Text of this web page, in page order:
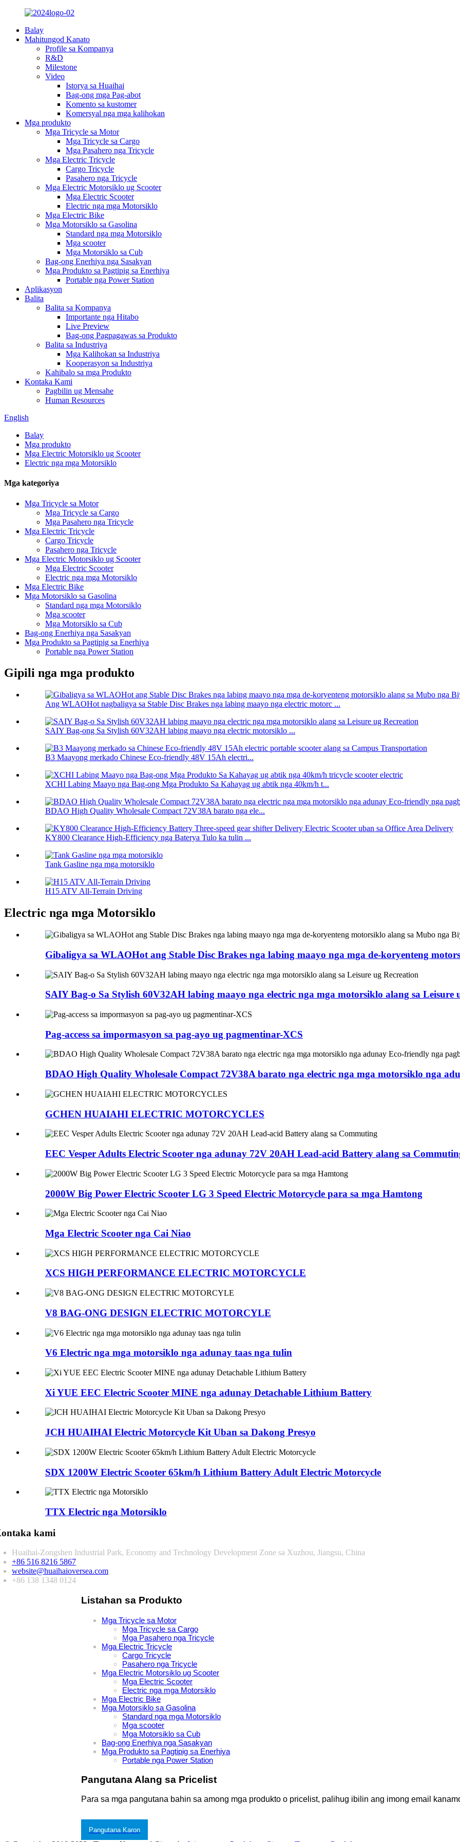
Balay
Mahitungod Kanato
Profile sa Kompanya
R&D
Milestone
Video
Istorya sa Huaihai
Bag-ong mga Pag-abot
Komento sa kustomer
Komersyal nga mga kalihokan
Mga produkto
Mga Tricycle sa Motor
Mga Tricycle sa Cargo
Mga Pasahero nga Tricycle
Mga Electric Tricycle
Cargo Tricycle
Pasahero nga Tricycle
Mga Electric Motorsiklo ug Scooter
Mga Electric Scooter
Electric nga mga Motorsiklo
Mga Electric Bike
Mga Motorsiklo sa Gasolina
Standard nga mga Motorsiklo
Mga scooter
Mga Motorsiklo sa Cub
Bag-ong Enerhiya nga Sasakyan
Mga Produkto sa Pagtipig sa Enerhiya
Portable nga Power Station
Aplikasyon
Balita
Balita sa Kompanya
Importante nga Hitabo
Live Preview
Bag-ong Pagpagawas sa Produkto
Balita sa Industriya
Mga Kalihokan sa Industriya
Kooperasyon sa Industriya
Kahibalo sa mga Produkto
Kontaka Kami
Pagbilin ug Mensahe
Human Resources
English
Balay
Mga produkto
Mga Electric Motorsiklo ug Scooter
Electric nga mga Motorsiklo
Mga kategoriya
Mga Tricycle sa Motor
Mga Tricycle sa Cargo
Mga Pasahero nga Tricycle
Mga Electric Tricycle
Cargo Tricycle
Pasahero nga Tricycle
Mga Electric Motorsiklo ug Scooter
Mga Electric Scooter
Electric nga mga Motorsiklo
Mga Electric Bike
Mga Motorsiklo sa Gasolina
Standard nga mga Motorsiklo
Mga scooter
Mga Motorsiklo sa Cub
Bag-ong Enerhiya nga Sasakyan
Mga Produkto sa Pagtipig sa Enerhiya
Portable nga Power Station
Gipili nga mga produkto
Ang WLAOHot nagbaligya sa Stable Disc Brakes nga labing maayo nga electric motorc ...
SAIY Bag-ong Sa Stylish 60V32AH labing maayo nga electric motorsiklo ...
B3 Maayong merkado Chinese Eco-friendly 48V 15Ah electri...
XCHI Labing Maayo nga Bag-ong Mga Produkto Sa Kahayag ug abtik nga 40km/h t...
BDAO High Quality Wholesale Compact 72V38A barato nga ele...
KY800 Clearance High-Efficiency nga Baterya Tulo ka tulin ...
Tank Gasline nga mga motorsiklo
H15 ATV All-Terrain Driving
Electric nga mga Motorsiklo
Gibaligya sa WLAOHot ang Stable Disc Brakes nga labing maayo nga mga de-koryenteng
SAIY Bag-o Sa Stylish 60V32AH labing maayo nga electric nga mga motorsiklo alang sa Leisure
Pag-access sa impormasyon sa pag-ayo ug pagmentinar-XCS
BDAO High Quality Wholesale Compact 72V38A barato nga electric nga mga motorsiklo nga
GCHEN HUAIAHI ELECTRIC MOTORCYCLES
EEC Vesper Adults Electric Scooter nga adunay 72V 20AH Lead-acid Battery alang sa
2000W Big Power Electric Scooter LG 3 Speed ​​Electric Motorcycle para sa mga Hamtong
Mga Electric Scooter nga Cai Niao
XCS HIGH PERFORMANCE ELECTRIC MOTORCYCLE
V8 BAG-ONG DESIGN ELECTRIC MOTORCYLE
V6 Electric nga mga motorsiklo nga adunay taas nga tulin
Xi YUE EEC Electric Scooter MINE nga adunay Detachable Lithium Battery
JCH HUAIHAI Electric Motorcycle Kit Uban sa Dakong Presyo
SDX 1200W Electric Scooter 65km/h Lithium Battery Adult Electric Motorcycle
TTX Electric nga Motorsiklo
kami
Huaihai-Zongshen Industrial Park, Economy and Technology Development Zone sa Xuzhou, Jiangsu, China
+86 516 8216 5867
website@huaihaioversea.com
+86 138 1348 0124
Listahan sa Produkto
Mga Tricycle sa Motor
Mga Tricycle sa Cargo
Mga Pasahero nga Tricycle
Mga Electric Tricycle
Cargo Tricycle
Pasahero nga Tricycle
Mga Electric Motorsiklo ug Scooter
Mga Electric Scooter
Electric nga mga Motorsiklo
Mga Electric Bike
Mga Motorsiklo sa Gasolina
Standard nga mga Motorsiklo
Mga scooter
Mga Motorsiklo sa Cub
Bag-ong Enerhiya nga Sasakyan
Mga Produkto sa Pagtipig sa Enerhiya
Portable nga Power Station
Pangutana Alang sa Pricelist
Para sa mga pangutana bahin sa among mga produkto o pricelist, palihug ibilin ang imong email
Pangutana Karon